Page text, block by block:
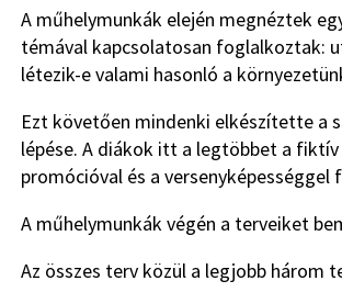
A műhelymunkák elején megnéztek
témával kapcsolatosan foglalkoztak:
létezik-e valami hasonló a
Ezt követően mindenki elkészítette a
lépése. A diákok itt a legtöbbet a
promócióval és a versenyképességgel
A műhelymunkák végén a terveiket
Az összes terv közül a legjobb három